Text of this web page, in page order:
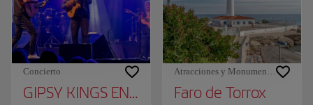
Concierto
GIPSY KINGS EN CONCIERTO
Atracciones y Monumentos
Faro de Torrox